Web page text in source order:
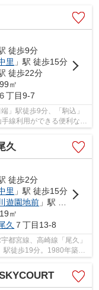
徒歩9分
里 」駅 徒歩15分
徒歩22分
㎡
６丁目9-7
」駅徒歩9分、「駒込」
線利用ができる便利なマ
点...
久
徒歩2分
里 」駅 徒歩15分
遊園地前 」駅 徒歩6分
㎡
久 ７丁目13-8
都宮線、高崎線「尾久」
徒歩19分。1980年築、
地...